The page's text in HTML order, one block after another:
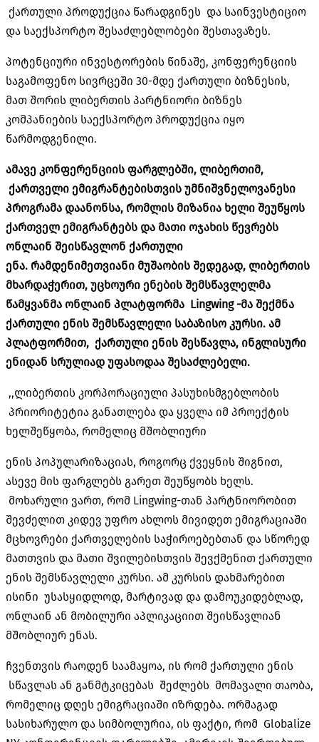
ქართული პროდუქცია წარადგინეს და საინვესტიციო
და საექსპორტო შესაძლებლობები შესთავაზეს.
პოტენციური ინვესტორების წინაშე, კონფერენციის
საგამოფენო სივრცეში 30-მდე ქართული ბიზნესის,
მათ შორის ლიბერთის პარტნიორი ბიზნეს
კომპანიების საექსპორტო პროდუქცია იყო
წარმოდგენილი.
ამავე კონფერენციის ფარგლებში, ლიბერთიმ,
ქართველი ემიგრანტებისთვის უმნიშვნელოვანესი
პროგრამა დაანონსა, რომლის მიზანია ხელი შეუწყოს
ქართველ ემიგრანტებს და მათი ოჯახის წევრებს
ონლაინ შეისწავლონ ქართული
ენა. რამდენიმეთვიანი მუშაობის შედეგად, ლიბერთის
მხარდაჭერით, უცხოური ენების შემსწავლელმა
წამყვანმა ონლაინ პლატფორმა Lingwing -მა შექმნა
ქართული ენის შემსწავლელი საბაზისო კურსი. ამ
პლატფორმით, ქართული ენის შესწავლა, ინგლისური
ენიდან სრულიად უფასოდაა შესაძლებელი.
,,ლიბერთის კორპორაციული პასუხისმგებლობის
პრიორიტეტია განათლება და ყველა იმ პროექტის
ხელშეწყობა, რომელიც მშობლიური
ენის პოპულარიზაციას, როგორც ქვეყნის შიგნით,
ასევე მის ფარგლებს გარეთ შეუწყობს ხელს.
მოხარული ვართ, რომ Lingwing-თან პარტნიორობით
შევძელით კიდევ უფრო ახლოს მივიდეთ ემიგრაციაში
მცხოვრები ქართველების საჭიროებებთან და სწორედ
მათთვის და მათი შვილებისთვის შევქმენით ქართული
ენის შემსწავლელი კურსი. ამ კურსის დახმარებით
ისინი უსასყიდლოდ, მარტივად და დამოუკიდებლად,
ონლაინ ან მობილური აპლიკაციით შეისწავლიან
მშობლიურ ენას.
ჩვენთვის რაოდენ საამაყოა, ის რომ ქართული ენის
სწავლას ან განმტკიცებას შეძლებს მომავალი თაობა,
რომელიც დღეს ემიგრაციაში იზრდება. ორმაგად
სასიხარულო და სიმბოლურია, ის ფაქტი, რომ Globalize